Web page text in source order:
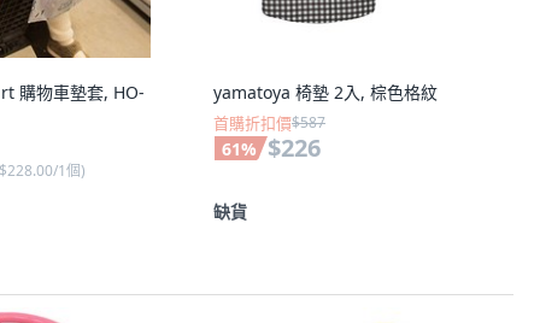
購物車墊套, HO-
$228.00/1個)
yamatoya 椅墊 2入, 棕色格紋
首購折扣價$587
61% $226
缺貨